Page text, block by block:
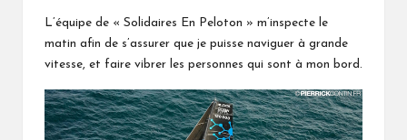
L’équipe de « Solidaires En Peloton » m’inspecte le
matin afin de s’assurer que je puisse naviguer à grande
vitesse, et faire vibrer les personnes qui sont à mon bord.